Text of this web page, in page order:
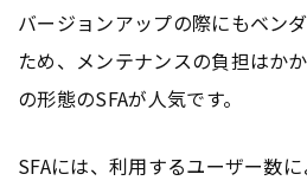
バージョンアップの際にもベン
ため、メンテナンスの負担はか
の形態のSFAが人気です。
SFAには、利用するユーザー数